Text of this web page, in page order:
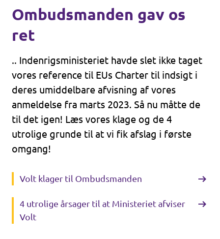
Ombudsmanden gav os
ret
.. Indenrigsministeriet havde slet ikke taget
vores reference til EUs Charter til indsigt i
deres umiddelbare afvisning af vores
anmeldelse fra marts 2023. Så nu måtte de
til det igen! Læs vores klage og de 4
utrolige grunde til at vi fik afslag i første
omgang!
Volt klager til Ombudsmanden
4 utrolige årsager til at Ministeriet afviser
Volt